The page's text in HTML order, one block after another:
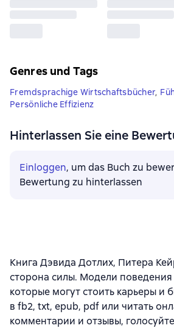
Genres und Tags
Fremdsprachige Wirtschaftsbücher,
Persönliche Effizienz
Hinterlassen Sie eine
Einloggen, um das Buch zu
Bewertung zu hinterlassen
Книга Дэвида Дотлих, Питера
сторона силы. Модели поведения
которые могут стоить карьеры и
в fb2, txt, epub, pdf или читать
комментарии и отзывы,